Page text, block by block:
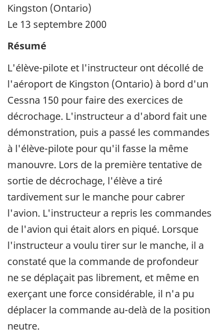
Kingston (Ontario)
Le 13 septembre 2000
Résumé
L'élève-pilote et l'instructeur ont décollé de
l'aéroport de Kingston (Ontario) à bord d'un
Cessna 150 pour faire des exercices de
décrochage. L'instructeur a d'abord fait une
démonstration, puis a passé les commandes
à l'élève-pilote pour qu'il fasse la même
manouvre. Lors de la première tentative de
sortie de décrochage, l'élève a tiré
tardivement sur le manche pour cabrer
l'avion. L'instructeur a repris les commandes
de l'avion qui était alors en piqué. Lorsque
l'instructeur a voulu tirer sur le manche, il a
constaté que la commande de profondeur
ne se déplaçait pas librement, et même en
exerçant une force considérable, il n'a pu
déplacer la commande au-delà de la position
neutre.